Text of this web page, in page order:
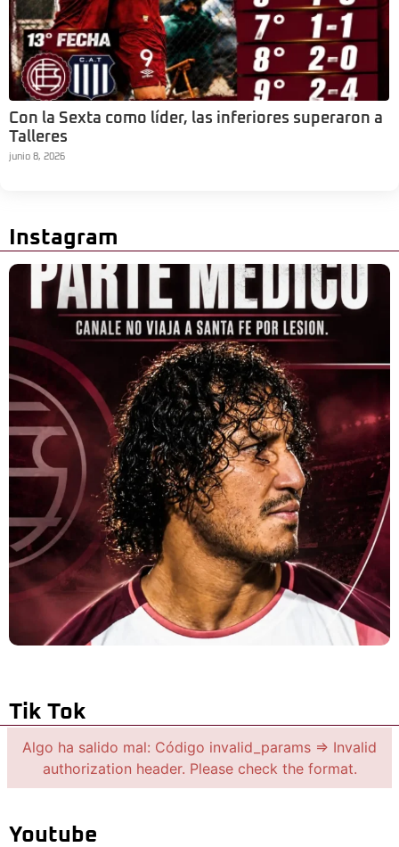
Con la Sexta como líder, las inferiores superaron a
Talleres
junio 8, 2026
Instagram
Tik Tok
Algo ha salido mal: Código invalid_params => Invalid
authorization header. Please check the format.
Youtube